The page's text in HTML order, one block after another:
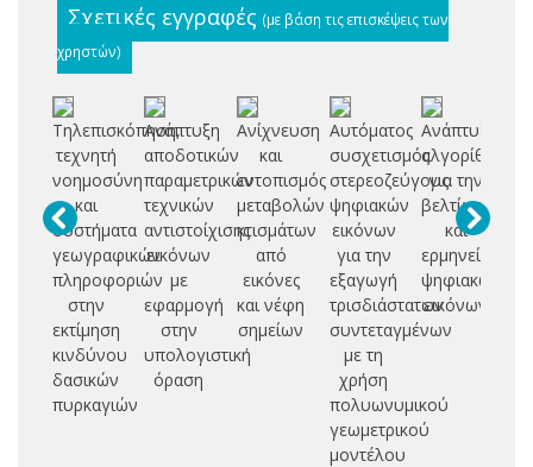
Σχετικές εγγραφές (με βάση τις επισκέψεις των
χρηστών)
Τηλεπισκόπηση,
τεχνητή
νοημοσύνη
και
συστήματα
γεωγραφικών
πληροφοριών
στην
εκτίμηση
κινδύνου
δασικών
πυρκαγιών
Ανάπτυξη
αποδοτικών
παραμετρικών
τεχνικών
αντιστοίχισης
εικόνων
με
εφαρμογή
στην
υπολογιστική
όραση
Aνίχνευση
και
εντοπισμός
μεταβολών
κτισμάτων
από
εικόνες
και νέφη
σημείων
Αυτόματος
συσχετισμός
στερεοζεύγους
ψηφιακών
εικόνων
για την
εξαγωγή
τρισδιάστατων
συντεταγμένων
με τη
χρήση
πολυωνυμικού
γεωμετρικού
μοντέλου
Ανάπτυξη
αλγορίθμων
για την
βελτίωση
και
ερμηνεία
ψηφιακών
εικόνων